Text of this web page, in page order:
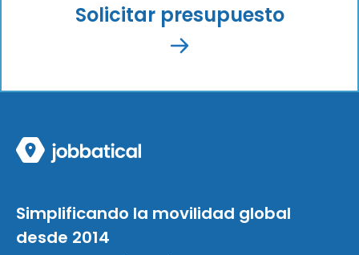
Solicitar presupuesto
Simplificando la movilidad global
desde 2014